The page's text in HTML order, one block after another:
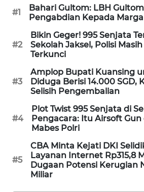
#1
Bahari Gultom: LBH
Pengabdian Kepada
#2
Bikin Geger! 995 Senjata
Sekolah Jaksel, Polisi
Terkunci
#3
Amplop Bupati Kuansing
Diduga Berisi 14.000 SGD,
Selisih Pengembalian
#4
Plot Twist 995 Senjata di
Pengacara: Itu Airsoft Gun
Mabes Polri
#5
CBA Minta Kejati DKI
Layanan Internet Rp315,8
Dugaan Potensi Kerugian
Miliar
WAHANA
OTOMOTIF
WAHANA
HEALTH
WAHANA
DESA
LAPAK
Wahana